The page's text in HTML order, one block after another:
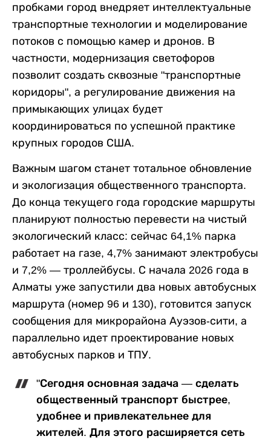
пробками город внедряет интеллектуальные
транспортные технологии и моделирование
потоков с помощью камер и дронов. В
частности, модернизация светофоров
позволит создать сквозные "транспортные
коридоры", а регулирование движения на
примыкающих улицах будет
координироваться по успешной практике
крупных городов США.
Важным шагом станет тотальное обновление
и экологизация общественного транспорта.
До конца текущего года городские маршруты
планируют полностью перевести на чистый
экологический класс: сейчас 64,1% парка
работает на газе, 4,7% занимают электробусы
и 7,2% — троллейбусы. С начала 2026 года в
Алматы уже запустили два новых автобусных
маршрута (номер 96 и 130), готовится запуск
сообщения для микрорайона Ауэзов-сити, а
параллельно идет проектирование новых
автобусных парков и ТПУ.
"Сегодня основная задача — сделать
общественный транспорт быстрее,
удобнее и привлекательнее для
жителей. Для этого расширяется сеть